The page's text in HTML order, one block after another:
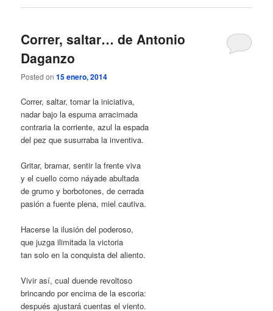
Correr, saltar… de Antonio
Daganzo
Posted on15 enero, 2014
Correr, saltar, tomar la iniciativa,
nadar bajo la espuma arracimada
contraria la corriente, azul la espada
del pez que susurraba la inventiva.
Gritar, bramar, sentir la frente viva
y el cuello como náyade abultada
de grumo y borbotones, de cerrada
pasión a fuente plena, miel cautiva.
Hacerse la ilusión del poderoso,
que juzga ilimitada la victoria
tan solo en la conquista del aliento.
Vivir así, cual duende revoltoso
brincando por encima de la escoria:
después ajustará cuentas el viento.